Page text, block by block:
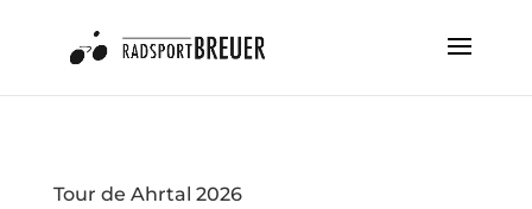
Tour de Ahrtal 2026